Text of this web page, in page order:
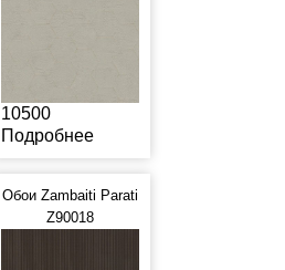
10500
Подробнее
Обои Zambaiti Parati
Z90018